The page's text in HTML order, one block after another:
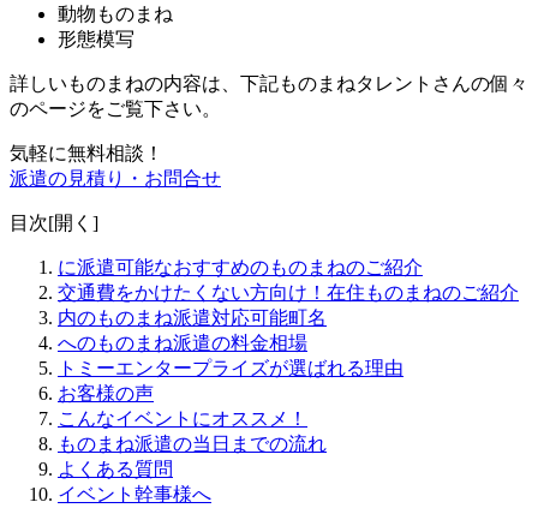
動物ものまね
形態模写
詳しいものまねの内容は、下記ものまねタレントさんの個々
のページをご覧下さい。
気軽に無料相談！
派遣の見積り・お問合せ
目次[開く ]
に派遣可能なおすすめのものまねのご紹介
交通費をかけたくない方向け！在住ものまねのご紹介
内のものまね派遣対応可能町名
へのものまね派遣の料金相場
トミーエンタープライズが選ばれる理由
お客様の声
こんなイベントにオススメ！
ものまね派遣の当日までの流れ
よくある質問
イベント幹事様へ